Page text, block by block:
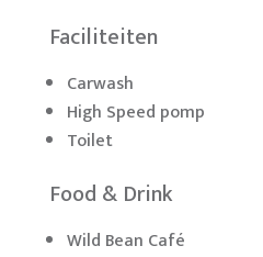
Faciliteiten
Carwash
High Speed pomp
Toilet
Food & Drink
Wild Bean Café